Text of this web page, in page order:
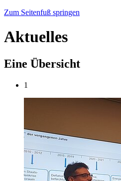
Zum Seitenfuß springen
Aktuelles
Eine Übersicht
1